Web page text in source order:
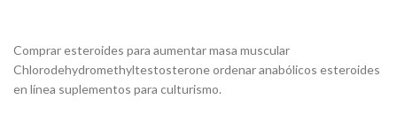
Comprar esteroides para aumentar masa muscular
Chlorodehydromethyltestosterone ordenar anabólicos esteroides
en línea suplementos para culturismo.